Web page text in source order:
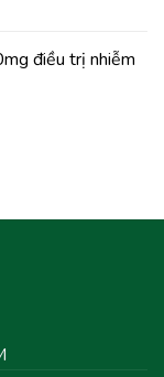
điều trị nhiễm